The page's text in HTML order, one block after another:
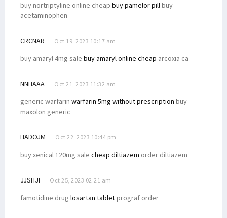
buy nortriptyline online cheap buy pamelor pillbuy
acetaminophen
CRCNAR Oct 19, 2023 10:17 am
buy amaryl 4mg sale buy amaryl online cheap arcoxia ca
NNHAAA Oct 21, 2023 11:32 am
generic warfarin warfarin 5mg without prescription buy
maxolon generic
HADOJM Oct 22, 2023 10:44 pm
buy xenical 120mg sale cheap diltiazem order diltiazem
JJSHJI Oct 25, 2023 02:21 am
famotidine drug losartan tabletprograf order